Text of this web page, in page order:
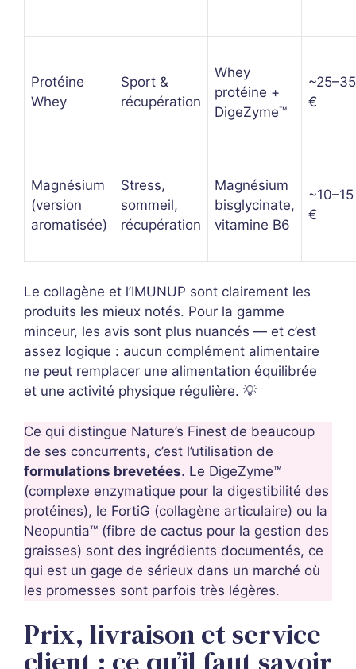
Protéine
Whey
Sport &
récupération
Whey
protéine +
DigeZyme™
~25–35
€
Magnésium
(version
aromatisée)
Stress,
sommeil,
récupération
Magnésium
bisglycinate,
vitamine B6
~10–15
€
Le collagène et l’IMUNUP sont clairement les
produits les mieux notés. Pour la gamme
minceur, les avis sont plus nuancés — et c’est
assez logique : aucun complément alimentaire
ne peut remplacer une alimentation équilibrée
et une activité physique régulière. 💡
Ce qui distingue Nature’s Finest de beaucoup
de ses concurrents, c’est l’utilisation de
formulations brevetées. Le DigeZyme™
(complexe enzymatique pour la digestibilité des
protéines), le FortiG (collagène articulaire) ou la
Neopuntia™ (fibre de cactus pour la gestion des
graisses) sont des ingrédients documentés, ce
qui est un gage de sérieux dans un marché où
les promesses sont parfois très légères.
Prix, livraison et service